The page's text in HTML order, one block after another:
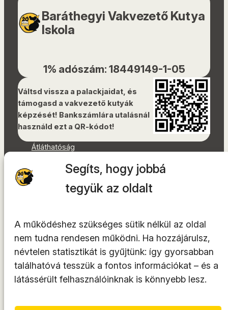
Segíts, hogy jobbá
tegyük az oldalt
A működéshez szükséges sütik nélkül az oldal
nem tudna rendesen működni. Ha hozzájárulsz,
névtelen statisztikát is gyűjtünk: így gyorsabban
találhatóvá tesszük a fontos információkat – és a
látássérült felhasználóinknak is könnyebb lesz.
Baráthegyi Vakvezető Kutya
Iskola
1% adószám: 18449149-1-05
Váltsd vissza a palackjaidat, és
támogasd a vakvezető kutyák
képzését! Bankszámlára utalásnál
használd ezt a QR-kódot!
Átláthatóság
Akadálymentességi nyilatkozat
Oldaltérkép
YouTube
LinkedIn
TikTok